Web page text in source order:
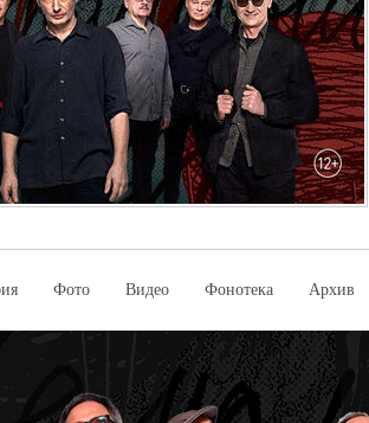
Фото Видео Фонотека Архив